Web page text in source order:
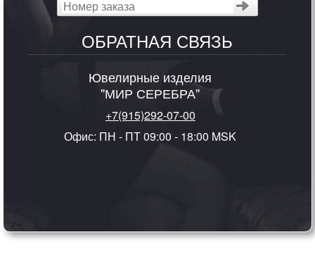
ОБРАТНАЯ СВЯЗЬ
Ювелирные изделия
"МИР СЕРЕБРА"
+7(915)292-07-00
Офис: ПН - ПТ 09:00 - 18:00 MSK